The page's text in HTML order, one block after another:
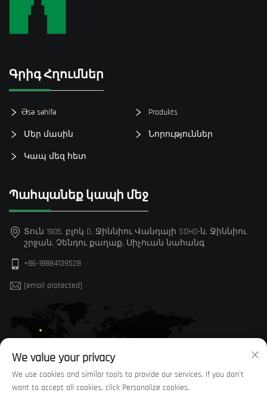
Գրիգ Հղումներ
Əsə səhifə Produkts
Մեր մասին Նորություններ
Կապ մեզ հետ
Պահպանեք կապի մեջ
Տուն 1905, բլոկ D, Ջիննիու Վանդայի SOHO-ն, Ջիննիու
շրջան, Չենդու քաղաք, Սիչուան նահանգ
+86-18884139528
[email protected]
We value your privacy
We use cookies and similar tools to provide our services. If you don't
want to accept all cookies, click Personalize cookies.